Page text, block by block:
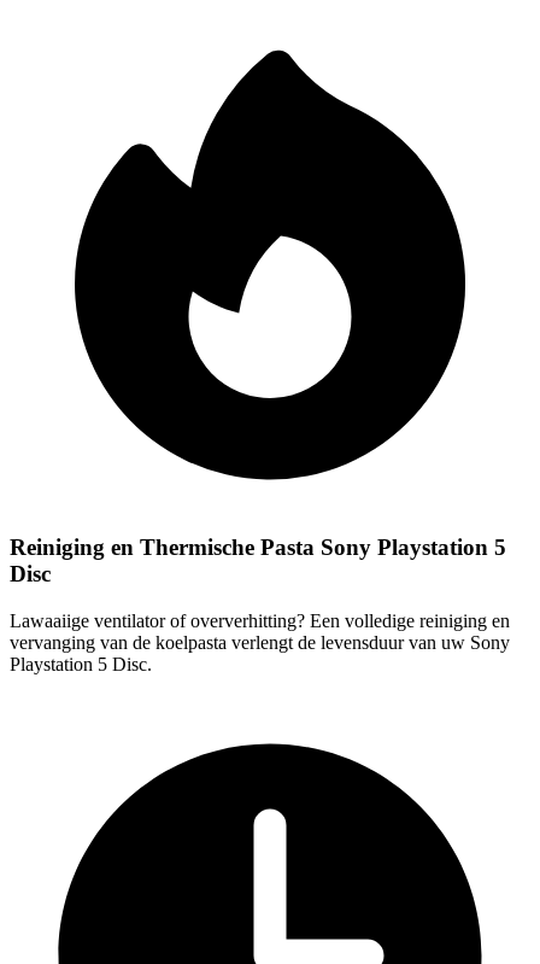
Reiniging en Thermische Pasta Sony Playstation 5
Disc
Lawaaiige ventilator of oververhitting? Een volledige reiniging en
vervanging van de koelpasta verlengt de levensduur van uw Sony
Playstation 5 Disc.